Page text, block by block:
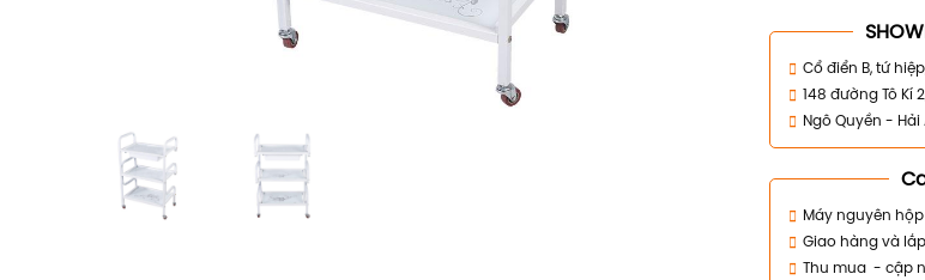
Cổ điển B, tứ
148 đường Tô Kí
Ngô Quyền -
Máy nguyên
Giao hàng và
Thu mua - cập